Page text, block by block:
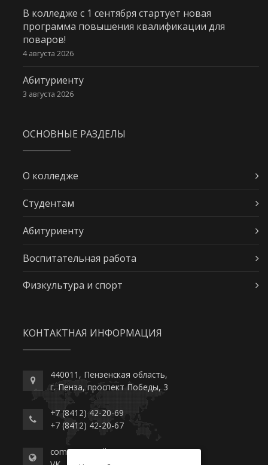
В колледже с 1 сентября стартует новая
программа повышения квалификации для
поваров!
4 августа 2026
Абитуриенту
3 августа 2026
ОСНОВНЫЕ РАЗДЕЛЫ
О колледже
Студентам
Абитуриенту
Воспитательная работа
Физкультура и спорт
КОНТАКТНАЯ ИНФОРМАЦИЯ
440011, Пензенская область,
г. Пенза, проспект Победы, 3
+7 (8412) 42-20-69
+7 (8412) 42-20-67
commerce-college.ru